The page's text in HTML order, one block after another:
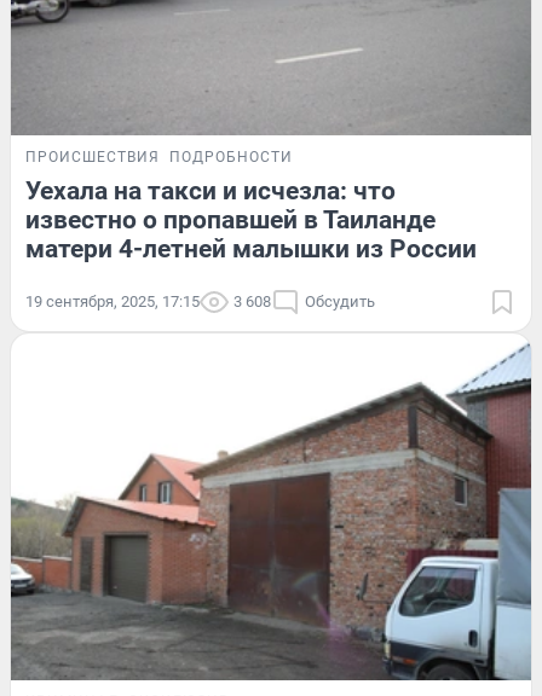
ПРОИСШЕСТВИЯ ПОДРОБНОСТИ
Уехала на такси и исчезла: что
известно о пропавшей в Таиланде
матери 4-летней малышки из России
19 сентября, 2025, 17:15 3 608 Обсудить